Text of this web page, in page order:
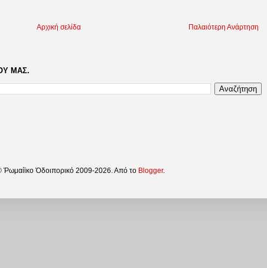
Παλαιότερη Ανάρτηση
Αρχική σελίδα
ΜΑΣ.
Ὁδοιπορικό 2009-2026. Από το Blogger.